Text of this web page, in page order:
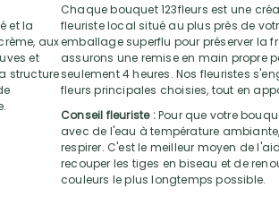
et la
aux
et
structure
Chaque bouquet 123fleurs est une
fleuriste local situé au plus près de
emballage superflu pour préserver la
assurons une remise en main propre
seulement 4 heures. Nos fleuristes
fleurs principales choisies, tout en
Conseil fleuriste :Pour que votre
avec de l'eau à température
respirer. C'est le meilleur moyen de
recouper les tiges en biseau et de
couleurs le plus longtemps possible.